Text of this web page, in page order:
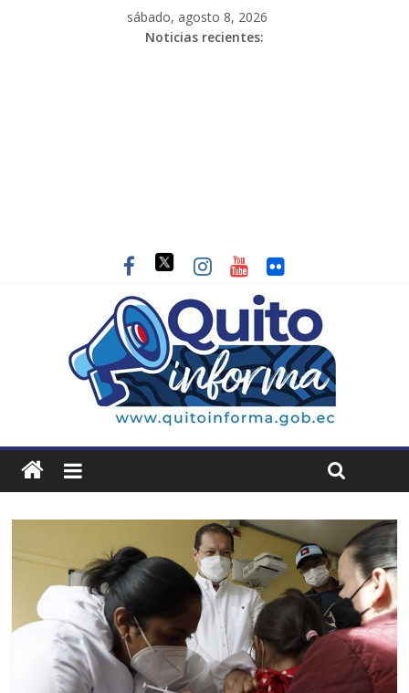
sábado, agosto 8, 2026
Noticias recientes: